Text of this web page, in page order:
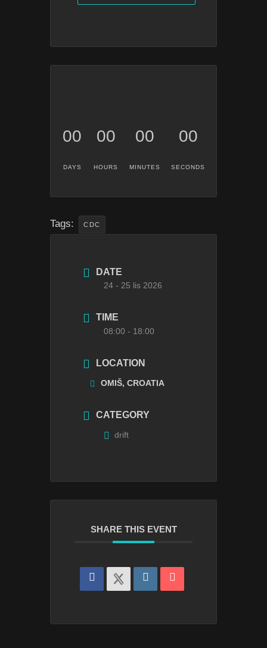
00
DAYS
00
HOURS
00
MINUTES
00
SECONDS
Tags: CDC
DATE
24 - 25 lis 2026
TIME
08:00 - 18:00
LOCATION
OMIŠ, CROATIA
CATEGORY
drift
SHARE THIS EVENT